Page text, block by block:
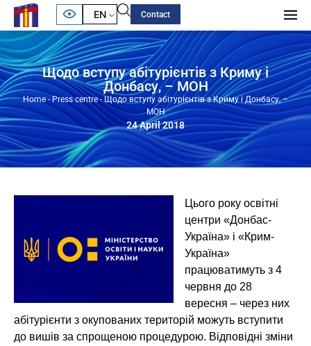
EN Contact
Щодо вступу абітурієнтів з Криму і
Донбасу, – МОН
Home - Press centre-Щодо вступу абітурієнтів з Криму і Донбасу, –
МОН
24 April 2018
Цього року освітні
центри «Донбас-
Україна» і «Крим-
Україна»
працюватимуть з 4
червня до 28
вересня – через них
абітурієнти з окупованих територій можуть вступити
до вишів за спрощеною процедурою. Відповідні зміни